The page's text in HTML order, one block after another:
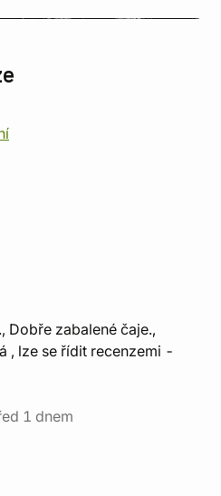
Dobře zabalené čaje.,
, lze se řídit recenzemi -
1 dnem